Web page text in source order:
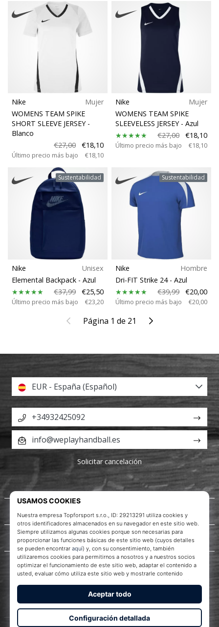
Nike
Mujer
WOMENS TEAM SPIKE
SHORT SLEEVE JERSEY -
Blanco
€27,00
€18,10
Último precio más bajo €18,10
Nike
Mujer
WOMENS TEAM SPIKE
SLEEVELESS JERSEY - Azul
€27,00
€18,10
Último precio más bajo €18,10
Sustentabilidad
Nike
Unisex
Elemental Backpack - Azul
€37,99
€25,50
Último precio más bajo €23,20
Sustentabilidad
Nike
Hombre
Dri-FIT Strike 24 - Azul
€39,99
€20,00
Último precio más bajo €20,00
AnteriorPágina 1 de 21 Siguiente
WePlayHandball.es
Acerca de nosotros
Servicio al cliente
EUR - España (Español)
+34932425092
info@weplayhandball.es
Solicitar cancelación